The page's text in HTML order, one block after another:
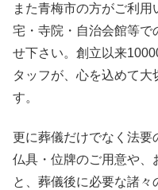
また青梅市の方がご利
宅・寺院・自治会館等で
せ下さい。創立以来
タッフが、心を込めて大
す。
更に葬儀だけでなく法要
仏具・位牌のご用意や、
と、葬儀後に必要な諸々